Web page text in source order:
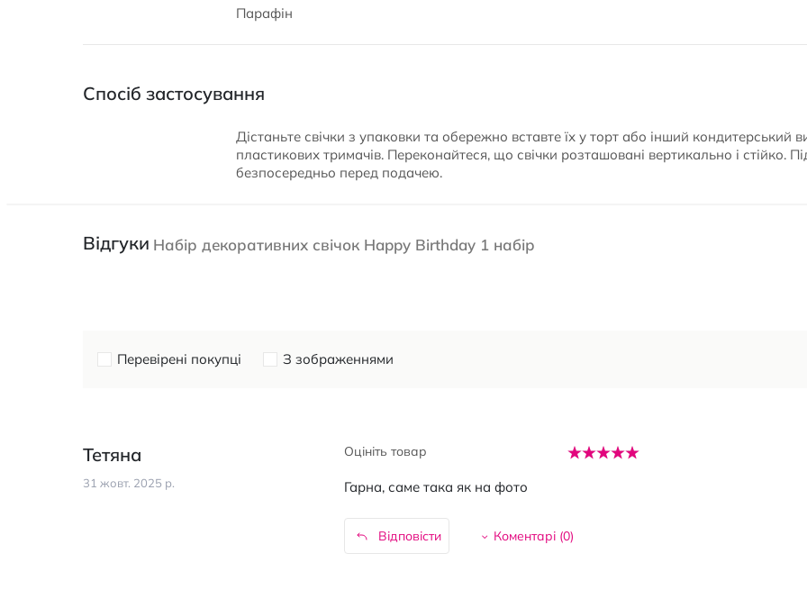
Парафін
Спосіб застосування
Дістаньте свічки з упаковки та обережно вставте їх у торт або інший кондитерський
пластикових тримачів. Переконайтеся, що свічки розташовані вертикально і стійко.
безпосередньо перед подачею.
Відгуки Набір декоративних свічок Happy Birthday 1 набір
Перевірені покупці З зображеннями
Тетяна
31 жовт. 2025 р.
Оцініть товар
Гарна, саме така як на фото
Відповісти Коментарі (0)